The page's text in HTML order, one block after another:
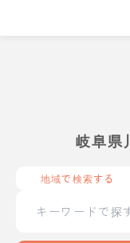
岐阜県
地域で検索する